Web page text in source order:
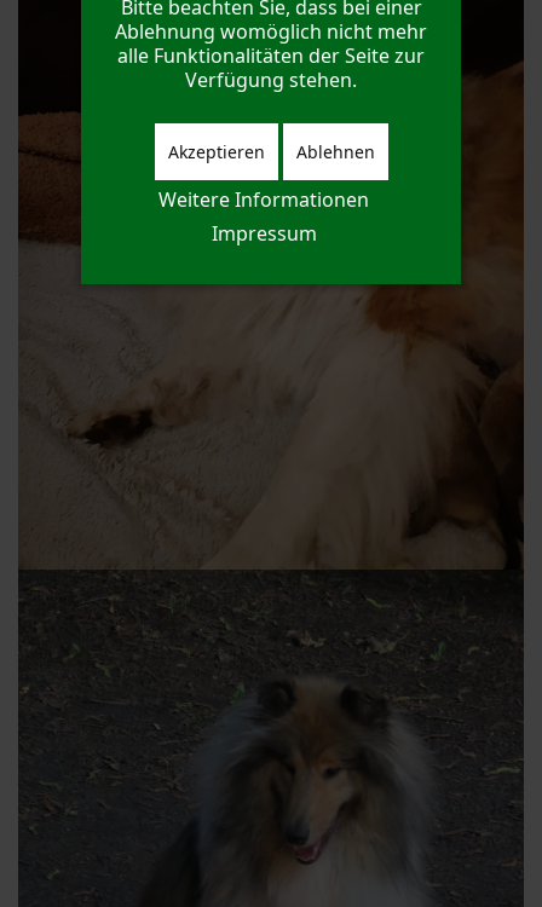
Bitte beachten Sie, dass bei einer
Ablehnung womöglich nicht mehr
alle Funktionalitäten der Seite zur
Verfügung stehen.
Akzeptieren Ablehnen
Weitere Informationen
Impressum